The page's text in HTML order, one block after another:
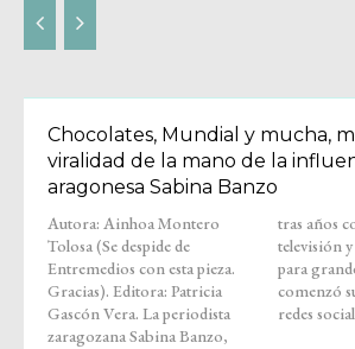
Chocolates, Mundial y mucha,
viralidad de la mano de la
aragonesa Sabina Banzo
Autora: Ainhoa Montero
Tolosa (Se despide de
Entremedios con esta pieza.
Gracias). Editora: Patricia
Gascón Vera. La periodista
zaragozana Sabina Banzo,
tras años como reportera de
televisión y locutora de spots
para grandes marcas,
comenzó su andadura en
redes